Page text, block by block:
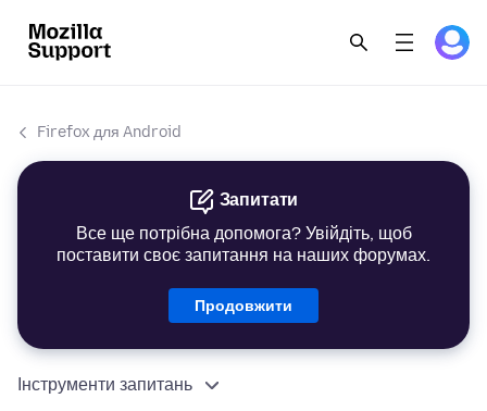
Firefox для Android
Запитати
Все ще потрібна допомога? Увійдіть, щоб
поставити своє запитання на наших форумах.
Продовжити
Інструменти запитань